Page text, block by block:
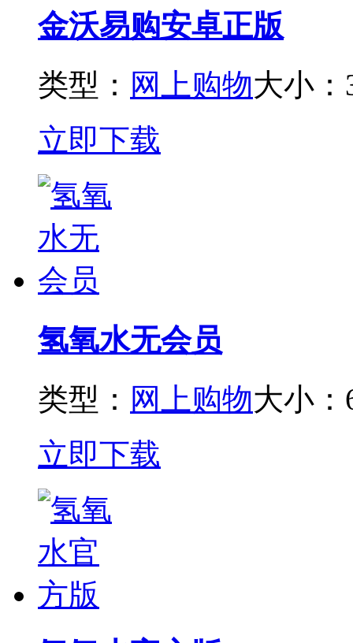
金沃易购安卓正版
类型： 网上购物大小：
立即下载
氢氧水无会员
类型： 网上购物大小：
立即下载